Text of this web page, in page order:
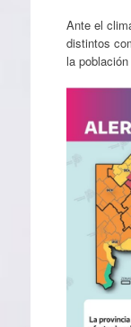
Ante el
distintos
la